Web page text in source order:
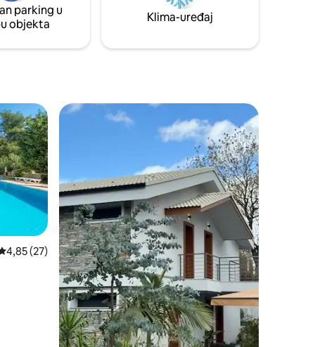
vožnje.
parking u
objekta
Klima-uređaj
ocjena: 4,85/5, recenzija: 27
4,85 (27)